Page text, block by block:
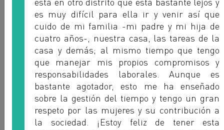
es muy difícil para ella ir y venir así que
cuido de mi familia -mi padre y mi hija de
cuatro años-, nuestra casa, las tareas de la
casa y demás; al mismo tiempo que tengo
que manejar mis propios compromisos y
responsabilidades laborales. Aunque es
bastante agotador, esto me ha enseñado
sobre la gestión del tiempo y tengo un gran
respeto por las mujeres y su contribución a
la sociedad. ¡Estoy feliz de tener esta